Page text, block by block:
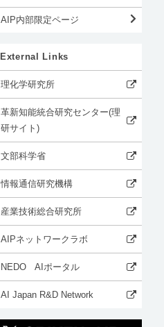
AIP内部限定ページ
External Links
理化学研究所
革新知能統合研究センター(理
研サイト)
文部科学省
情報通信研究機構
産業技術総合研究所
AIPネットワークラボ
NEDO AIポータル
AI Japan R&D Network